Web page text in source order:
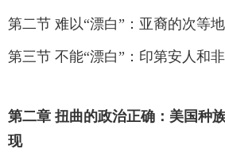
第二节 难以“漂白”：亚裔的次等
第三节 不能“漂白”：印第安人和
第二章 扭曲的政治正确：美国种
现